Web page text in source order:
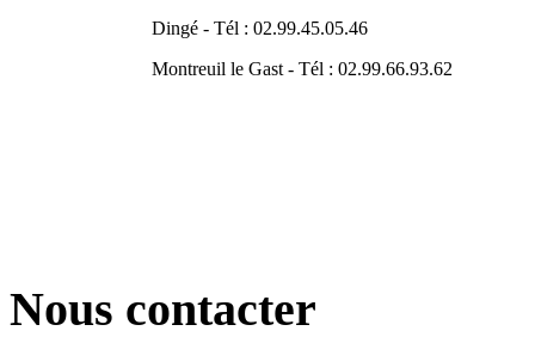
Dingé - Tél : 02.99.45.05.46
Montreuil le Gast - Tél : 02.99.66.93.62
Nous contacter